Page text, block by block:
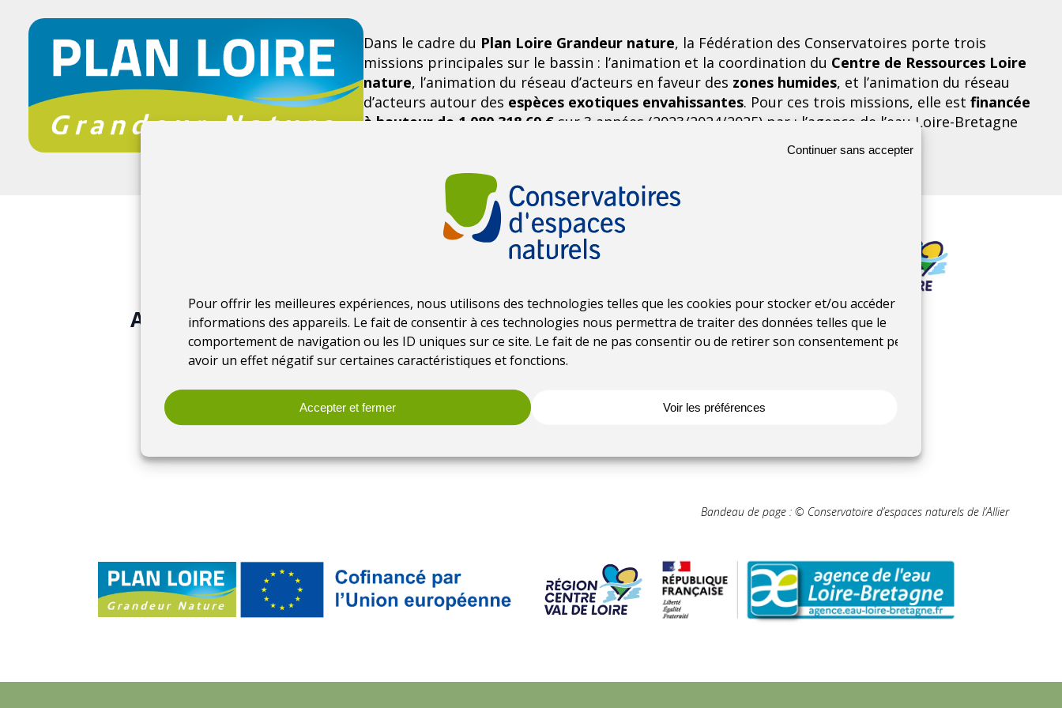
Pour offrir les meilleures expériences, nous utilisons des technologies telles que les cookies pour stocker et/ou accéder aux
informations des appareils. Le fait de consentir à ces technologies nous permettra de traiter des données telles que le
comportement de navigation ou les ID uniques sur ce site. Le fait de ne pas consentir ou de retirer son consentement peut
avoir un effet négatif sur certaines caractéristiques et fonctions.
Accepter et fermer
Continuer sans accepter
Voir les préférences
Dans le cadre du Plan Loire Grandeur nature, la Fédération des Conservatoires porte trois
missions principales sur le bassin : l’animation et la coordination du Centre de Ressources Loire
nature, l’animation du réseau d’acteurs en faveur des zones humides, et l’animation du réseau
d’acteurs autour des espèces exotiques envahissantes. Pour ces trois missions, elle est financée
à hauteur de 1 080 318,69 €sur 3 années (2023/2024/2025) par : l’agence de l’eau Loire-Bretagne
et le FEDER du bassin de la Loire (géré par la région Centre Val-de-Loire).
Agence de l’eau Loire-Bretagne
En savoir plus
FEDER LOIRE
Montant des financements : 540 159 €
En savoir plus
Bandeau de page : © Conservatoire d’espaces naturels de l’Allier